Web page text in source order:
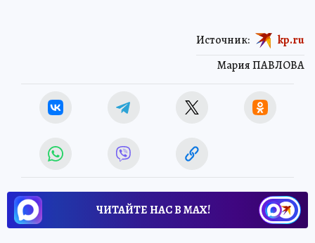
Мария ПАВЛОВА
Источник: kp.ru
ЧИТАЙТЕ НАС В МАХ!